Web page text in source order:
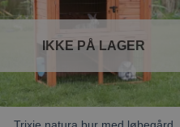
Tilføj til
ønskeliste
IKKE PÅ LAGER